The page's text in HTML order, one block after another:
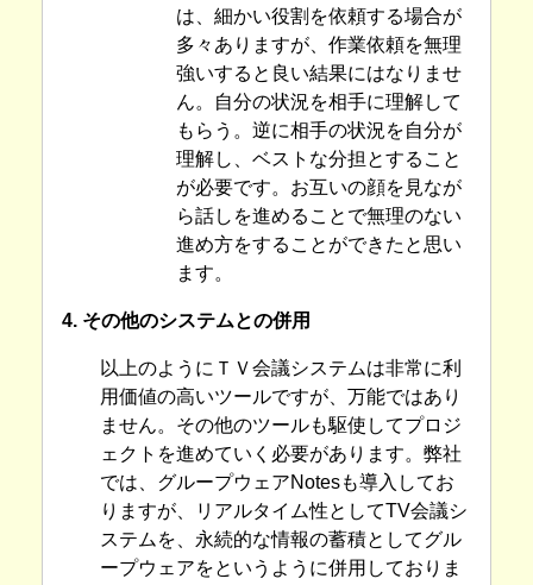
は、細かい役割を依頼する場合が
多々ありますが、作業依頼を無理
強いすると良い結果にはなりませ
ん。自分の状況を相手に理解して
もらう。逆に相手の状況を自分が
理解し、ベストな分担とすること
が必要です。お互いの顔を見なが
ら話しを進めることで無理のない
進め方をすることができたと思い
ます。
4. その他のシステムとの併用
以上のようにＴＶ会議システムは非常に利
用価値の高いツールですが、万能ではあり
ません。その他のツールも駆使してプロジ
ェクトを進めていく必要があります。弊社
では、グループウェアNotesも導入してお
りますが、リアルタイム性としてTV会議シ
ステムを、永続的な情報の蓄積としてグル
ープウェアをというように併用しておりま